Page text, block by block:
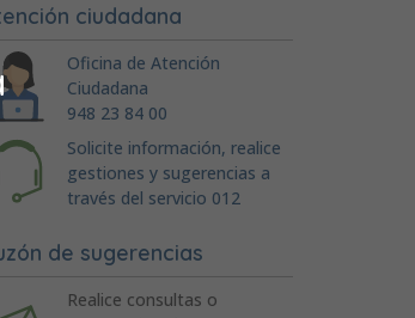
ciudadana
Oficina de Atención
Ciudadana
948 23 84 00
Solicite información, realice
gestiones y sugerencias a
través del servicio 012
de sugerencias
Realice consultas o